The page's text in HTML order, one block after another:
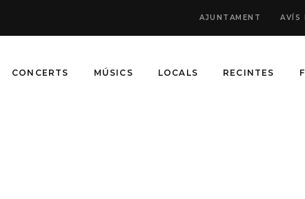
AJUNTAMENT AVÍS
CONCERTS MÚSICS LOCALS RECINTES